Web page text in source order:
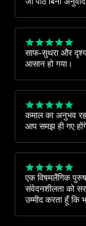
साफ-सुथरा और
आसान हो गया।
कमाल का अनुभव
आप समझ ही गए
एक विषमलैंगिक
संवेदनशीलता को
उम्मीद करता हूँ कि